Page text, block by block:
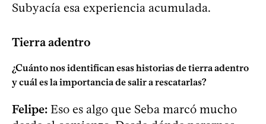
Subyacía esa experiencia acumulada.
Tierra adentro
¿Cuánto nos identifican esas historias de tierra adentro
y cuál es la importancia de salir a rescatarlas?
Felipe: Eso es algo que Seba marcó mucho